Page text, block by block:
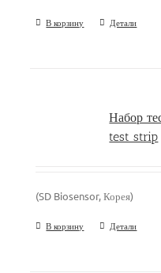
В корзину Детали
Набор
test strip
(SD Biosensor, Корея)
В корзину Детали